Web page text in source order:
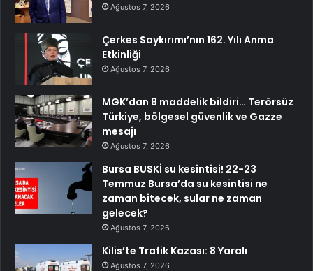
Ağustos 7, 2026
Çerkes Soykırımı’nın 162. Yılı Anma
Etkinliği
Ağustos 7, 2026
MGK’dan 8 maddelik bildiri… Terörsüz
Türkiye, bölgesel güvenlik ve Gazze
mesajı
Ağustos 7, 2026
Bursa BUSKİ su kesintisi! 22-23
Temmuz Bursa’da su kesintisi ne
zaman bitecek, sular ne zaman
gelecek?
Ağustos 7, 2026
Kilis’te Trafik Kazası: 8 Yaralı
Ağustos 7, 2026